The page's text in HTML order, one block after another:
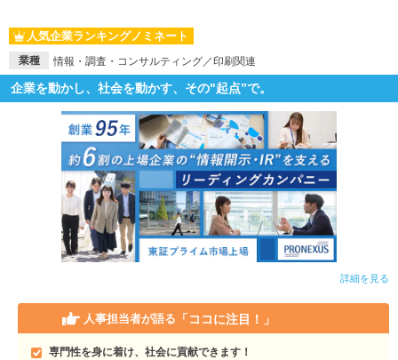
業種 情報・調査・コンサルティング／印刷関連
人気企業ランキングノミネート
企業を動かし、社会を動かす、その"起点”で。
詳細を見る
人事担当者が語る 「ココに注目！」
専門性を身に着け、社会に貢献できます！